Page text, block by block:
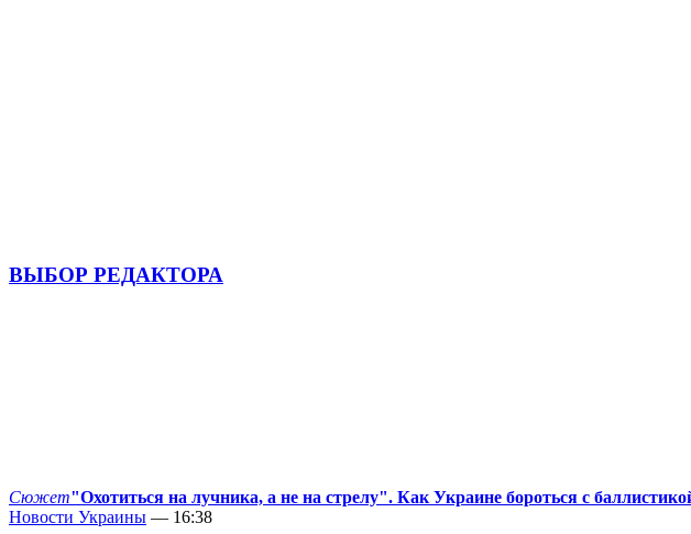
ВЫБОР РЕДАКТОРА
Сюжет"Охотиться на лучника, а не на стрелу". Как Украине бороться с
Новости Украины — 16:38